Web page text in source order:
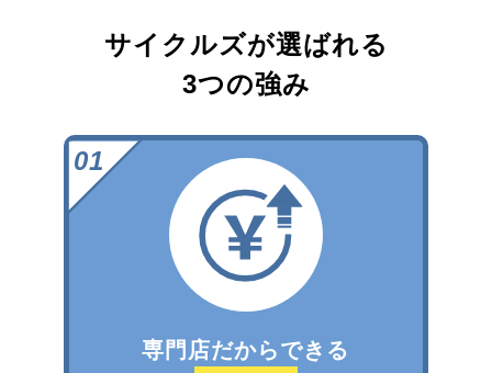
サイクルズが選ばれる
3つの強み
専門店だからできる